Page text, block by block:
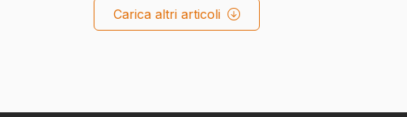
Carica altri articoli